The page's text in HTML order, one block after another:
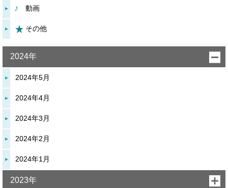
動画
その他
2024年
2024年5月
2024年4月
2024年3月
2024年2月
2024年1月
2023年